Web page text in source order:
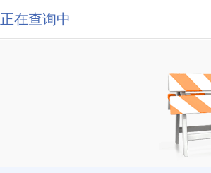
正在查询中